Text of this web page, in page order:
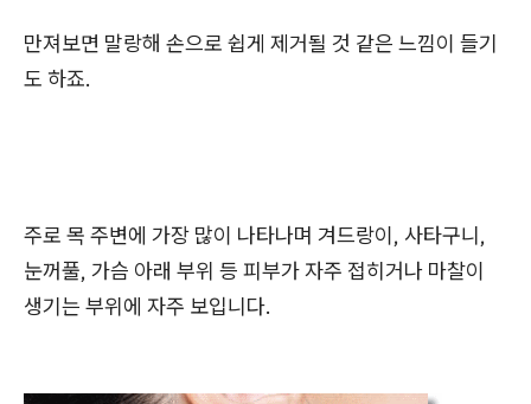
만져보면 말랑해 손으로 쉽게 제거될 것 같은 느낌이 들기
도 하죠.
주로 목 주변에 가장 많이 나타나며 겨드랑이, 사타구니,
눈꺼풀, 가슴 아래 부위 등 피부가 자주 접히거나 마찰이
생기는 부위에 자주 보입니다.